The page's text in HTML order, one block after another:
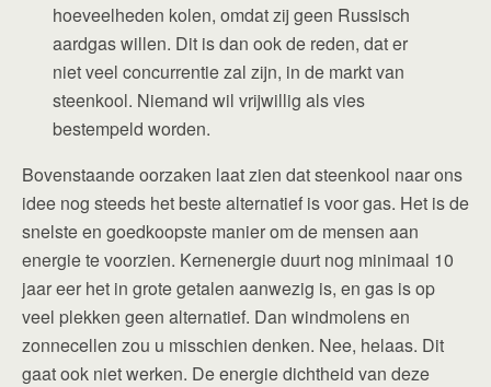
hoeveelheden kolen, omdat zij geen Russisch
aardgas willen. Dit is dan ook de reden, dat er
niet veel concurrentie zal zijn, in de markt van
steenkool. Niemand wil vrijwillig als vies
bestempeld worden.
Bovenstaande oorzaken laat zien dat steenkool naar ons
idee nog steeds het beste alternatief is voor gas. Het is de
snelste en goedkoopste manier om de mensen aan
energie te voorzien. Kernenergie duurt nog minimaal 10
jaar eer het in grote getalen aanwezig is, en gas is op
veel plekken geen alternatief. Dan windmolens en
zonnecellen zou u misschien denken. Nee, helaas. Dit
gaat ook niet werken. De energie dichtheid van deze